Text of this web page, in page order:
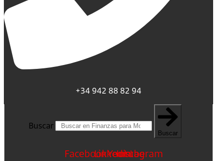
+34 942 88 82 94
Buscar
Buscar
FacebookLinkedin
Youtube
Instagram